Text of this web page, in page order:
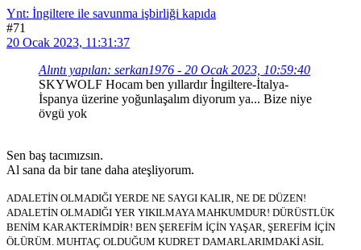
Ynt: İngiltere ile savunma işbirliği kapıda
#71
20 Ocak 2023, 11:31:37
Alıntı yapılan: serkan1976 - 20 Ocak 2023, 10:59:40
SKYWOLF Hocam ben yıllardır İngiltere-İtalya-
İspanya üzerine yoğunlaşalım diyorum ya... Bize niye
övgü yok
Sen baş tacımızsın.
Al sana da bir tane daha ateşliyorum.
ADALETİN OLMADIĞI YERDE NE SAYGI KALIR, NE DE DÜZEN!
ADALETİN OLMADIĞI YER YIKILMAYA MAHKUMDUR! DÜRÜSTLÜK
BENİM KARAKTERİMDİR! BEN ŞEREFİM İÇİN YAŞAR, ŞEREFİM İÇİN
ÖLÜRÜM. MUHTAÇ OLDUĞUM KUDRET DAMARLARIMDAKİ ASİL